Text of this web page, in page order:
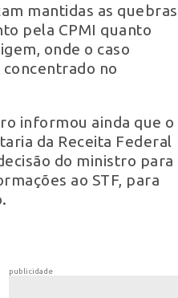
mantidas as quebras
pela CPMI quanto
onde o caso
no
informou ainda que o
da Receita Federal
do ministro para
ao STF, para
publicidade